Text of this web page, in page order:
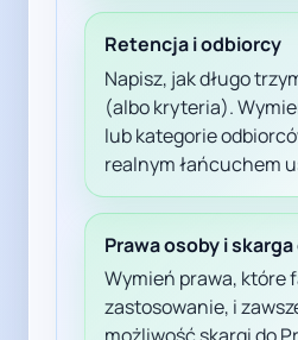
Retencja i odbiorcy
Napisz, jak długo
(albo kryteria).
lub kategorie
realnym łańcuchem
Prawa osoby i skarga
Wymień prawa, które
zastosowanie, i